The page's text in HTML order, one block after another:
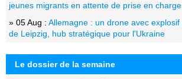
jeunes migrants en attente de prise en charge
» 05 Aug : Allemagne : un drone avec
de Leipzig, hub stratégique pour l'Ukraine
Le dossier de la semaine